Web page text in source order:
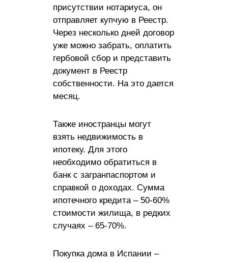
присутствии нотариуса, он
отправляет купчую в Реестр.
Через несколько дней договор
уже можно забрать, оплатить
гербовой сбор и представить
документ в Реестр
собственности. На это дается
месяц.
Также иностранцы могут
взять недвижимость в
ипотеку. Для этого
необходимо обратиться в
банк с загранпаспортом и
справкой о доходах. Сумма
ипотечного кредита – 50-60%
стоимости жилища, в редких
случаях – 65-70%.
Покупка дома в Испании –